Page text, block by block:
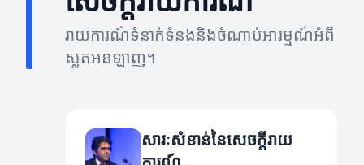
រាយការណ៍ទំនាក់ទំនងនិងចំណាប់អារម្មណ៍អំពី
ស្លតអនឡាញ។
សារៈសំខាន់នៃសេចក្តីរាយ